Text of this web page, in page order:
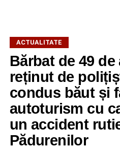
ACTUALITATE
Bărbat de 49
reținut de
condus băut și
autoturism cu
un accident
Pădurenilor